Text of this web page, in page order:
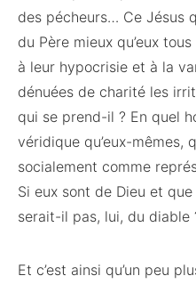
des pécheurs… Ce Jésus
du Père mieux qu’eux
à leur hypocrisie et à la
dénuées de charité les
qui se prend-il ? En quel
véridique qu’eux-mêmes,
socialement comme
Si eux sont de Dieu et
serait-il pas, lui, du diable
Et c’est ainsi qu’un peu